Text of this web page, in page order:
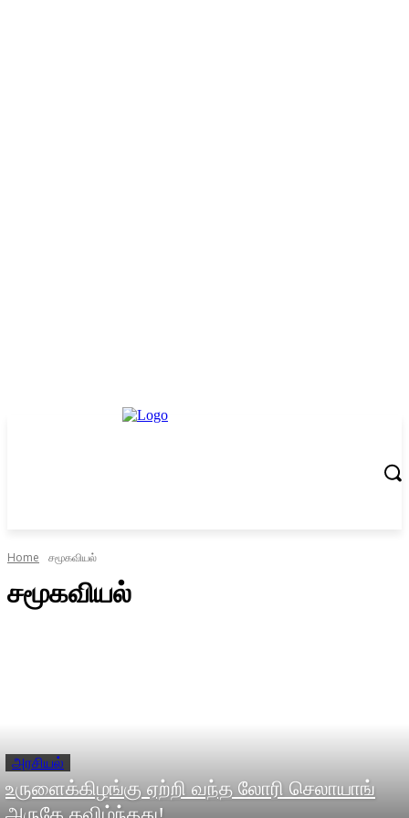
Home சமூகவியல்
சமூகவியல்
அரசியல்
உருளைக்கிழங்கு ஏற்றி வந்த லோரி செலாயாங்